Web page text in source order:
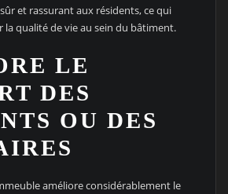
et rassurant aux résidents, ce qui
la qualité de vie au sein du bâtiment.
LE
DES
OU DES
améliore considérablement le